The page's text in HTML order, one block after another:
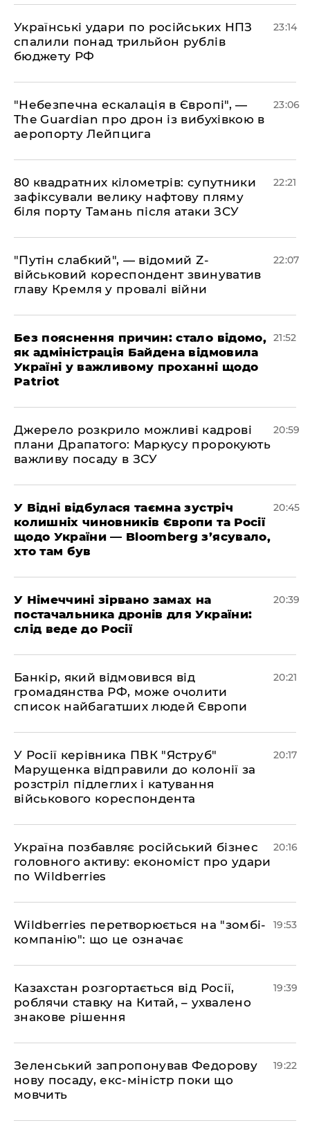
​Українські удари по російських НПЗ
спалили понад трильйон рублів
бюджету РФ
23:14
​"Небезпечна ескалація в Європі", —
The Guardian про дрон із вибухівкою в
аеропорту Лейпцига
23:06
​80 квадратних кілометрів: супутники
зафіксували велику нафтову пляму
біля порту Тамань після атаки ЗСУ
22:21
"Путін слабкий", — відомий Z-
військовий кореспондент звинуватив
главу Кремля у провалі війни
22:07
​Без пояснення причин: стало відомо,
як адміністрація Байдена відмовила
Україні у важливому проханні щодо
Patriot
21:52
​Джерело розкрило можливі кадрові
плани Драпатого: Маркусу пророкують
важливу посаду в ЗСУ
20:59
​У Відні відбулася таємна зустріч
колишніх чиновників Європи та Росії
щодо України — Bloomberg з’ясувало,
хто там був
20:45
​У Німеччині зірвано замах на
постачальника дронів для України:
слід веде до Росії
20:39
​Банкір, який відмовився від
громадянства РФ, може очолити
список найбагатших людей Європи
20:21
​У Росії керівника ПВК "Яструб"
Марущенка відправили до колонії за
розстріл підлеглих і катування
військового кореспондента
20:17
​Україна позбавляє російський бізнес
головного активу: економіст про удари
по Wildberries
20:16
​Wildberries перетворюється на "зомбі-
компанію": що це означає
19:53
​Казахстан розгортається від Росії,
роблячи ставку на Китай, – ухвалено
знакове рішення
19:39
​Зеленський запропонував Федорову
нову посаду, екс-міністр поки що
мовчить
19:22